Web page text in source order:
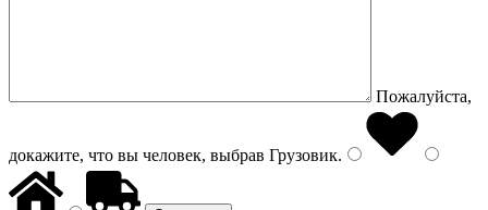
Пожалуйста,
докажите, что вы человек, выбрав Грузовик.